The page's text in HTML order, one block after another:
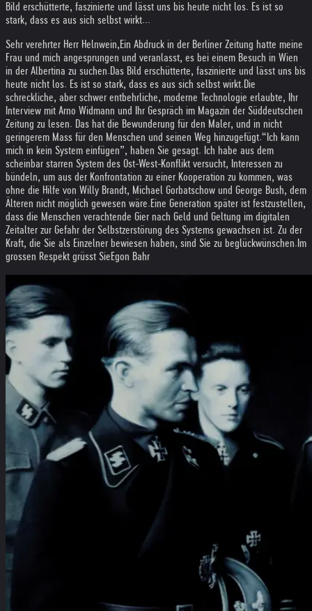
Bild erschütterte, faszinierte und lässt uns bis heute nicht los. Es ist so
stark, dass es aus sich selbst wirkt...
Sehr verehrter Herr Helnwein,Ein Abdruck in der Berliner Zeitung hatte meine
Frau und mich angesprungen und veranlasst, es bei einem Besuch in Wien
in der Albertina zu suchen. Das Bild erschütterte, faszinierte und lässt uns bis
heute nicht los. Es ist so stark, dass es aus sich selbst wirkt. Die
schreckliche, aber schwer entbehrliche, moderne Technologie erlaubte, Ihr
Interview mit Arno Widmann und Ihr Gespräch im Magazin der Süddeutschen
Zeitung zu lesen. Das hat die Bewunderung für den Maler, und in nicht
geringerem Mass für den Menschen und seinen Weg hinzugefügt.“Ich kann
mich in kein System einfügen”, haben Sie gesagt. Ich habe aus dem
scheinbar starren System des Ost-West-Konflikt versucht, Interessen zu
bündeln, um aus der Konfrontation zu einer Kooperation zu kommen, was
ohne die Hilfe von Willy Brandt, Michael Gorbatschow und George Bush, dem
Älteren nicht möglich gewesen wäre.Eine Generation später ist festzustellen,
dass die Menschen verachtende Gier nach Geld und Geltung im digitalen
Zeitalter zur Gefahr der Selbstzerstörung des Systems gewachsen ist. Zu der
Kraft, die Sie als Einzelner bewiesen haben, sind Sie zu beglückwünschen. Im
grossen Respekt grüsst SieEgon Bahr